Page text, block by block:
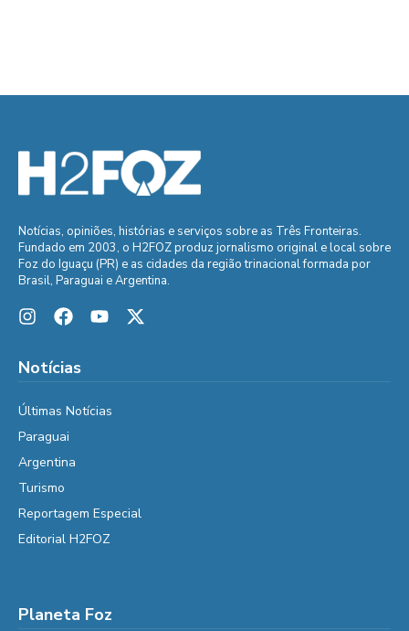
Notícias, opiniões, histórias e serviços sobre as Três Fronteiras.
Fundado em 2003, o H2FOZ produz jornalismo original e local sobre
Foz do Iguaçu (PR) e as cidades da região trinacional formada por
Brasil, Paraguai e Argentina.
Notícias
Últimas Notícias
Paraguai
Argentina
Turismo
Reportagem Especial
Editorial H2FOZ
Planeta Foz